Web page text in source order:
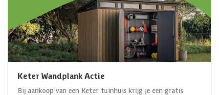
Keter Wandplank Actie
Bij aankoop van een Keter tuinhuis krijg je een gratis